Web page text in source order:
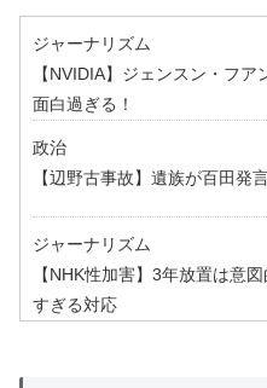
ジャーナリズム
【NVIDIA】ジェンスン・フア
面白過ぎる！
政治
【辺野古事故】遺族が百田発
ジャーナリズム
【NHK性加害】3年放置は意
すぎる対応